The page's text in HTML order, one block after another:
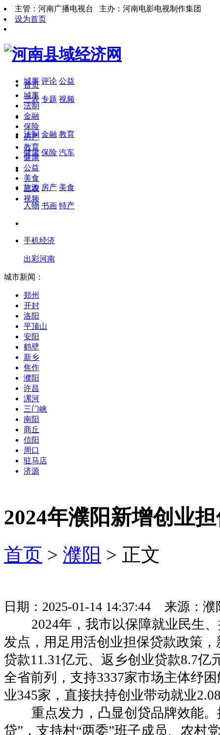
主管：河南广播电视台 主办：河南电影电视制作集团
设为首页
城事 评论 公益
三农 专题 视频
法制 金融 教育
健康 保险 汽车
旅游 房产 美食
人物 书画 特产
手机经济
出彩河南
首页
城事
法制
金融
保险
房产
教育
健康
公益
美食
三农
视频
城市新闻：
郑州
开封
洛阳
平顶山
安阳
鹤壁
新乡
焦作
濮阳
许昌
漯河
三门峡
南阳
商丘
信阳
周口
驻马店
济源
2024年濮阳新增创业
首页 > 濮阳 > 正文
日期：2025-01-14 14:37:44 来源：
2024年，我市以保障就业民生、
发点，用足用活创业担保贷款政策
贷款11.31亿元、返乡创业贷款8.7亿
全省前列，支持3337家市场主体纾
业345家，直接扶持创业带动就业
重点发力，凸显创贷品牌效能
贷”，支持村“两委”班子成员、农村